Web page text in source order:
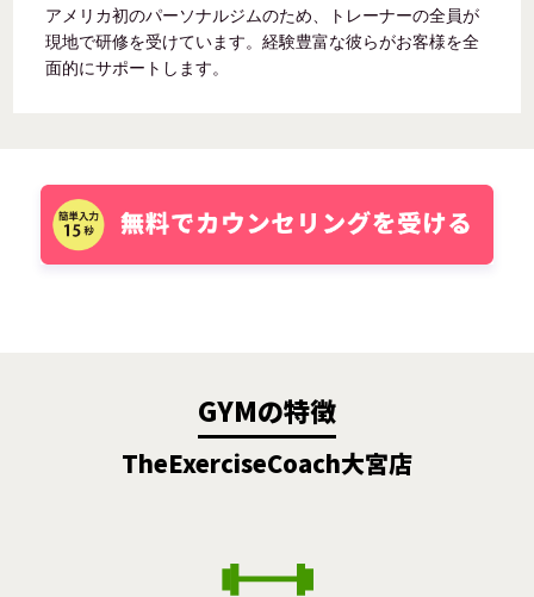
アメリカ初のパーソナルジムのため、トレーナーの全員が
現地で研修を受けています。経験豊富な彼らがお客様を全
面的にサポートします。
GYMの特徴
TheExerciseCoach大宮店